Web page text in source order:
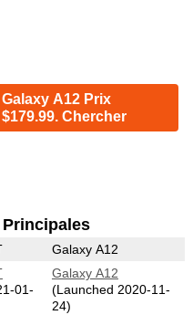
Galaxy A12 Prix
$179.99. Chercher
Galaxy A12
01-
Galaxy A12
(Launched 2020-11-
24)